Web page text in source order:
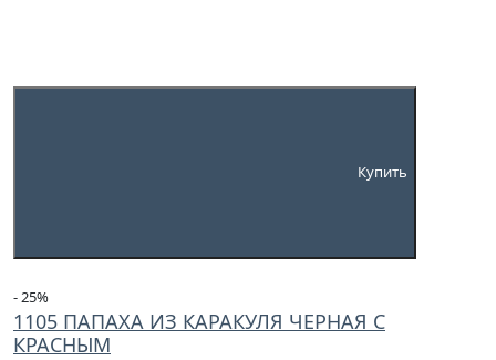
Купить
- 25%
1105 ПАПАХА ИЗ КАРАКУЛЯ ЧЕРНАЯ С
КРАСНЫМ